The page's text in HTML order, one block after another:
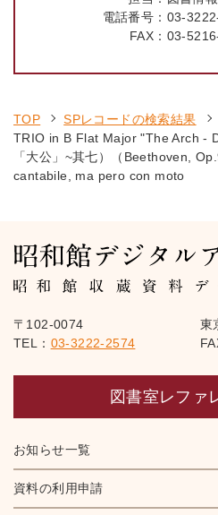
電話番号： 03-
FAX： 03-
TOP
SPレコードの検索結果
TRIO in B Flat Major "The Arch -
「大公」~其七）（Beethoven,
cantabile, ma pero con moto
〒102-0074
東
TEL： 03-3222-2574
図書室レファ
お知らせ一覧
資料の利用申請